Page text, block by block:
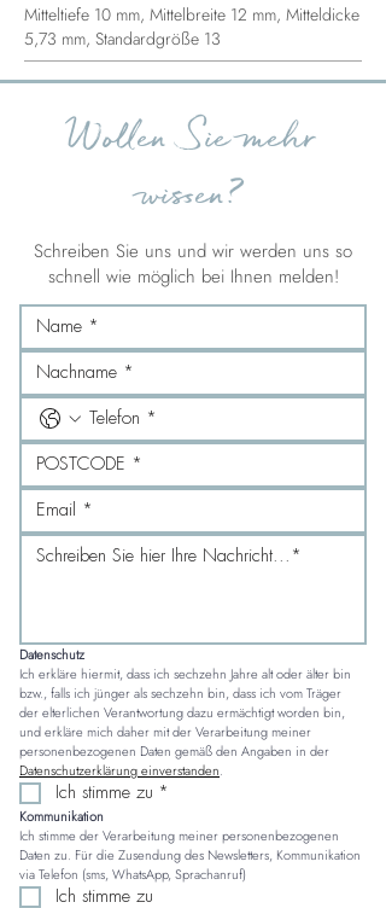
Mitteltiefe 10 mm, Mittelbreite 12 mm, Mitteldicke
5,73 mm, Standardgröße 13
Wollen Sie mehr
wissen?
Schreiben Sie uns und wir werden uns so
schnell wie möglich bei Ihnen melden!
Datenschutz
Ich erkläre hiermit, dass ich sechzehn Jahre alt oder älter bin
bzw., falls ich jünger als sechzehn bin, dass ich vom Träger
der elterlichen Verantwortung dazu ermächtigt worden bin,
und erkläre mich daher mit der Verarbeitung meiner
Datenschutzerklärung einverstanden.
Ich stimme zu *
Kommunikation
Ich stimme der Verarbeitung meiner personenbezogenen
Daten zu. Für die Zusendung des Newsletters, Kommunikation
via Telefon (sms, WhatsApp, Sprachanruf)
Ich stimme zu